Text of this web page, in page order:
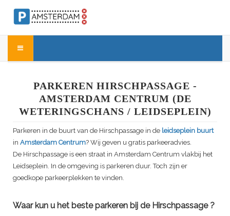
PARKEREN HIRSCHPASSAGE -
AMSTERDAM CENTRUM (DE
WETERINGSCHANS / LEIDSEPLEIN)
Parkeren in de buurt van de Hirschpassage in de leidseplein buurt
in Amsterdam Centrum? Wij geven u gratis parkeeradvies.
De Hirschpassage is een straat in Amsterdam Centrum vlakbij het
Leidseplein. In de omgeving is parkeren duur. Toch zijn er
goedkope parkeerplekken te vinden.
Waar kun u het beste parkeren bij de Hirschpassage?